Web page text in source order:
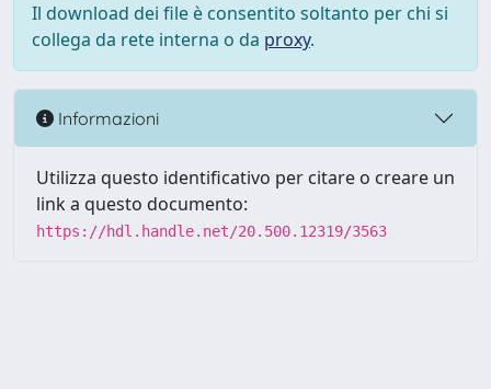
Il download dei file è consentito soltanto per chi si
collega da rete interna o da proxy.
Informazioni
Utilizza questo identificativo per citare o creare un
link a questo documento:
https://hdl.handle.net/20.500.12319/3563